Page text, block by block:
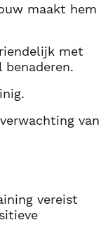
maakt hem
met
van
vereist